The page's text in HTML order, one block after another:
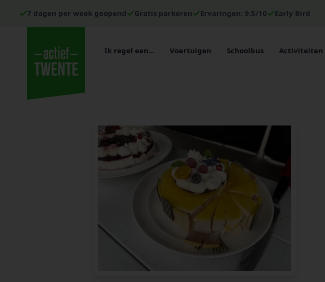
7 dagen per week geopend Gratis parkeren Ervaringen: 9.5/10 Early Bird
Ik regel een... Voertuigen Schoolbus Activiteiten